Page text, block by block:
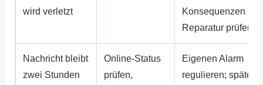
wird verletzt
Konsequenzen und
Reparatur prüfen.
Nachricht bleibt
zwei Stunden
Online-Status
prüfen,
Eigenen Alarm
regulieren; später